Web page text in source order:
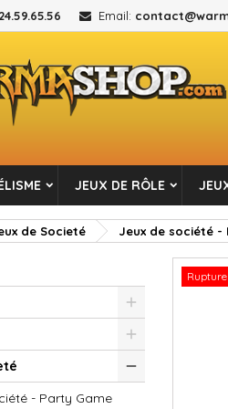
Email:
JEUX DE RÔLE
de Societé Jeux de société -
- Party Game
add_circle_outline